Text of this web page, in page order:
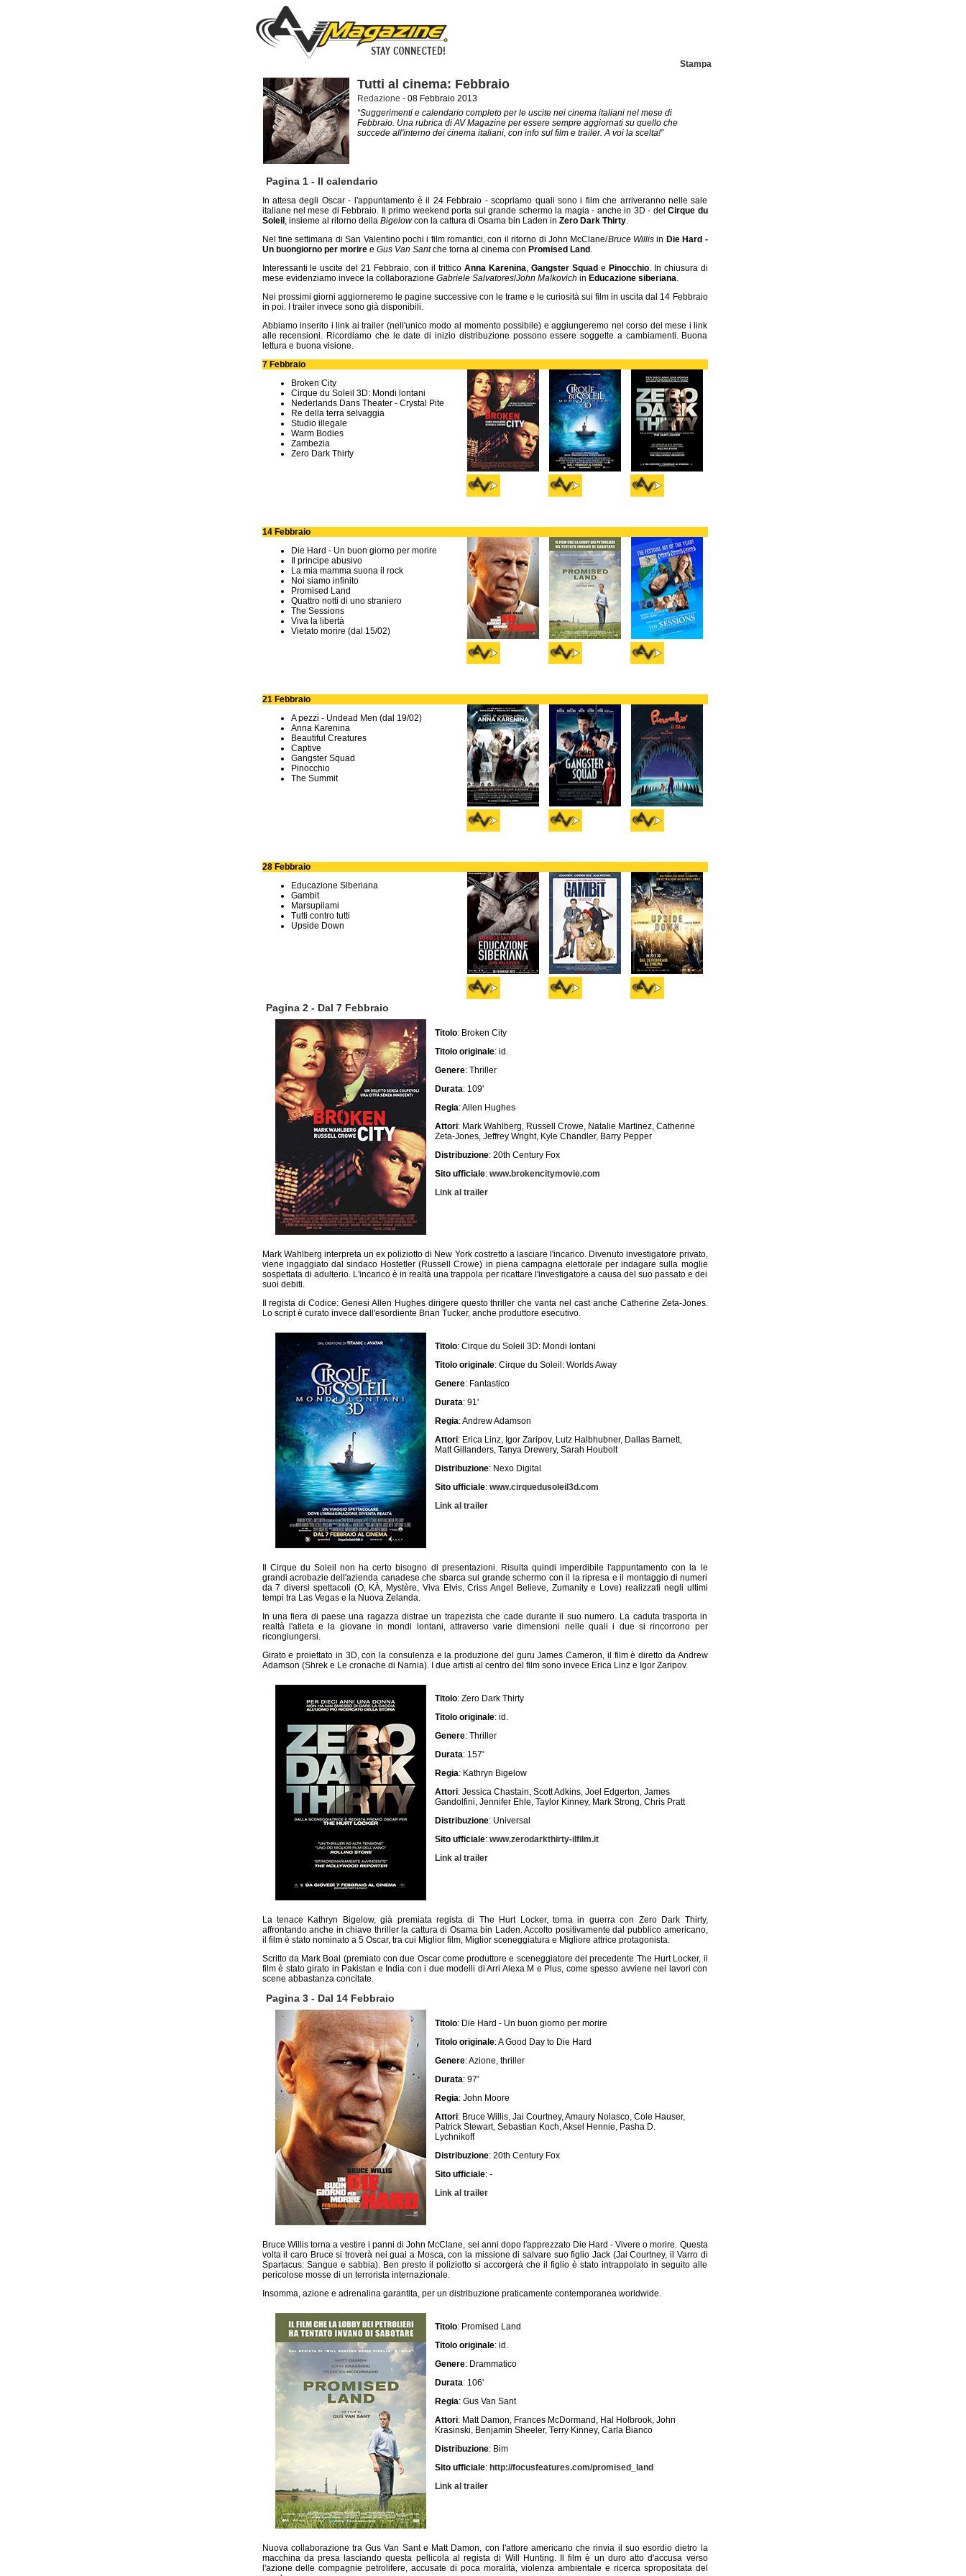
Stampa
Tutti al cinema: Febbraio
Redazione - 08 Febbraio 2013
“Suggerimenti e calendario completo per le uscite nei cinema italiani nel mese di
Febbraio. Una rubrica di AV Magazine per essere sempre aggiornati su quello che
succede all'interno dei cinema italiani, con info sul film e trailer. A voi la scelta!”
Pagina 1 - Il calendario
In attesa degli Oscar - l'appuntamento è il 24 Febbraio - scopriamo quali sono i film che arriveranno nelle sale
italiane nel mese di Febbraio. Il primo weekend porta sul grande schermo la magia - anche in 3D - delCirque du
Soleil , insieme al ritorno della Bigelowcon la cattura di Osama bin Laden in Zero Dark Thirty.
Nel fine settimana di San Valentino pochi i film romantici, con il ritorno di John McClane/Bruce Willisin Die Hard -
Un buongiorno per morire e Gus Van Santche torna al cinema con Promised Land .
Interessanti le uscite del 21 Febbraio, con il trittico Anna Karenina, Gangster Squad e Pinocchio. In chiusura di
mese evidenziamo invece la collaborazione Gabriele Salvatores/John Malkovich in Educazione siberiana.
Nei prossimi giorni aggiorneremo le pagine successive con le trame e le curiosità sui film in uscita dal 14 Febbraio
in poi. I trailer invece sono già disponibili.
Abbiamo inserito i link ai trailer (nell'unico modo al momento possibile) e aggiungeremo nel corso del mese i link
alle recensioni. Ricordiamo che le date di inizio distribuzione possono essere soggette a cambiamenti. Buona
lettura e buona visione.
7 Febbraio
Broken City
Cirque du Soleil 3D: Mondi lontani
Nederlands Dans Theater - Crystal Pite
Re della terra selvaggia
Studio illegale
Warm Bodies
Zambezia
Zero Dark Thirty
14 Febbraio
Die Hard - Un buon giorno per morire
Il principe abusivo
La mia mamma suona il rock
Noi siamo infinito
Promised Land
Quattro notti di uno straniero
The Sessions
Viva la libertà
Vietato morire (dal 15/02)
21 Febbraio
A pezzi - Undead Men (dal 19/02)
Anna Karenina
Beautiful Creatures
Captive
Gangster Squad
Pinocchio
The Summit
28 Febbraio
Educazione Siberiana
Gambit
Marsupilami
Tutti contro tutti
Upside Down
Pagina 2 - Dal 7 Febbraio
Titolo: Broken City
Titolo originale: id.
Genere: Thriller
Durata: 109'
Regia: Allen Hughes
Attori: Mark Wahlberg, Russell Crowe, Natalie Martinez, Catherine
Zeta-Jones, Jeffrey Wright, Kyle Chandler, Barry Pepper
Distribuzione: 20th Century Fox
Sito ufficiale: www.brokencitymovie.com
Link al trailer
Mark Wahlberg interpreta un ex poliziotto di New York costretto a lasciare l'incarico. Divenuto investigatore privato,
viene ingaggiato dal sindaco Hostetler (Russell Crowe) in piena campagna elettorale per indagare sulla moglie
sospettata di adulterio. L'incarico è in realtà una trappola per ricattare l'investigatore a causa del suo passato e dei
suoi debiti.
Il regista di Codice: Genesi Allen Hughes dirigere questo thriller che vanta nel cast anche Catherine Zeta-Jones.
Lo script è curato invece dall'esordiente Brian Tucker, anche produttore esecutivo.
Titolo: Cirque du Soleil 3D: Mondi lontani
Titolo originale: Cirque du Soleil: Worlds Away
Genere: Fantastico
Durata: 91'
Regia: Andrew Adamson
Attori: Erica Linz, Igor Zaripov, Lutz Halbhubner, Dallas Barnett,
Matt Gillanders, Tanya Drewery, Sarah Houbolt
Distribuzione: Nexo Digital
Sito ufficiale: www.cirquedusoleil3d.com
Link al trailer
Il Cirque du Soleil non ha certo bisogno di presentazioni. Risulta quindi imperdibile l'appuntamento con la le
grandi acrobazie dell'azienda canadese che sbarca sul grande schermo con il la ripresa e il montaggio di numeri
da 7 diversi spettacoli (O, KÀ, Mystère, Viva Elvis, Criss Angel Believe, Zumanity e Love) realizzati negli ultimi
tempi tra Las Vegas e la Nuova Zelanda.
In una fiera di paese una ragazza distrae un trapezista che cade durante il suo numero. La caduta trasporta in
realtà l'atleta e la giovane in mondi lontani, attraverso varie dimensioni nelle quali i due si rincorrono per
ricongiungersi.
Girato e proiettato in 3D, con la consulenza e la produzione del guru James Cameron, il film è diretto da Andrew
Adamson (Shrek e Le cronache di Narnia). I due artisti al centro del film sono invece Erica Linz e Igor Zaripov.
Titolo: Zero Dark Thirty
Titolo originale: id.
Genere: Thriller
Durata: 157'
Regia: Kathryn Bigelow
Attori: Jessica Chastain, Scott Adkins, Joel Edgerton, James
Gandolfini, Jennifer Ehle, Taylor Kinney, Mark Strong, Chris Pratt
Distribuzione: Universal
Sito ufficiale: www.zerodarkthirty-ilfilm.it
Link al trailer
La tenace Kathryn Bigelow, già premiata regista di The Hurt Locker, torna in guerra con Zero Dark Thirty,
affrontando anche in chiave thriller la cattura di Osama bin Laden. Accolto positivamente dal pubblico americano,
il film è stato nominato a 5 Oscar, tra cui Miglior film, Miglior sceneggiatura e Migliore attrice protagonista.
Scritto da Mark Boal (premiato con due Oscar come produttore e sceneggiatore del precedente The Hurt Locker, il
film è stato girato in Pakistan e India con i due modelli di Arri Alexa M e Plus, come spesso avviene nei lavori con
scene abbastanza concitate.
Pagina 3 - Dal 14 Febbraio
Titolo: Die Hard - Un buon giorno per morire
Titolo originale: A Good Day to Die Hard
Genere: Azione, thriller
Durata: 97'
Regia: John Moore
Attori: Bruce Willis, Jai Courtney, Amaury Nolasco, Cole Hauser,
Patrick Stewart, Sebastian Koch, Aksel Hennie, Pasha D.
Lychnikoff
Distribuzione: 20th Century Fox
Sito ufficiale: -
Link al trailer
Bruce Willis torna a vestire i panni di John McClane, sei anni dopo l'apprezzato Die Hard - Vivere o morire. Questa
volta il caro Bruce si troverà nei guai a Mosca, con la missione di salvare suo figlio Jack (Jai Courtney, il Varro di
Spartacus: Sangue e sabbia). Ben presto il poliziotto si accorgerà che il figlio è stato intrappolato in seguito alle
pericolose mosse di un terrorista internazionale.
Insomma, azione e adrenalina garantita, per un distribuzione praticamente contemporanea worldwide.
Titolo: Promised Land
Titolo originale: id.
Genere: Drammatico
Durata: 106'
Regia: Gus Van Sant
Attori: Matt Damon, Frances McDormand, Hal Holbrook, John
Krasinski, Benjamin Sheeler, Terry Kinney, Carla Bianco
Distribuzione: Bim
Sito ufficiale: http://focusfeatures.com/promised_land
Link al trailer
Nuova collaborazione tra Gus Van Sant e Matt Damon, con l'attore americano che rinvia il suo esordio dietro la
macchina da presa lasciando questa pellicola al regista di Will Hunting. Il film è un duro atto d'accusa verso
l'azione delle compagnie petrolifere, accusate di poca moralità, violenza ambientale e ricerca spropositata del